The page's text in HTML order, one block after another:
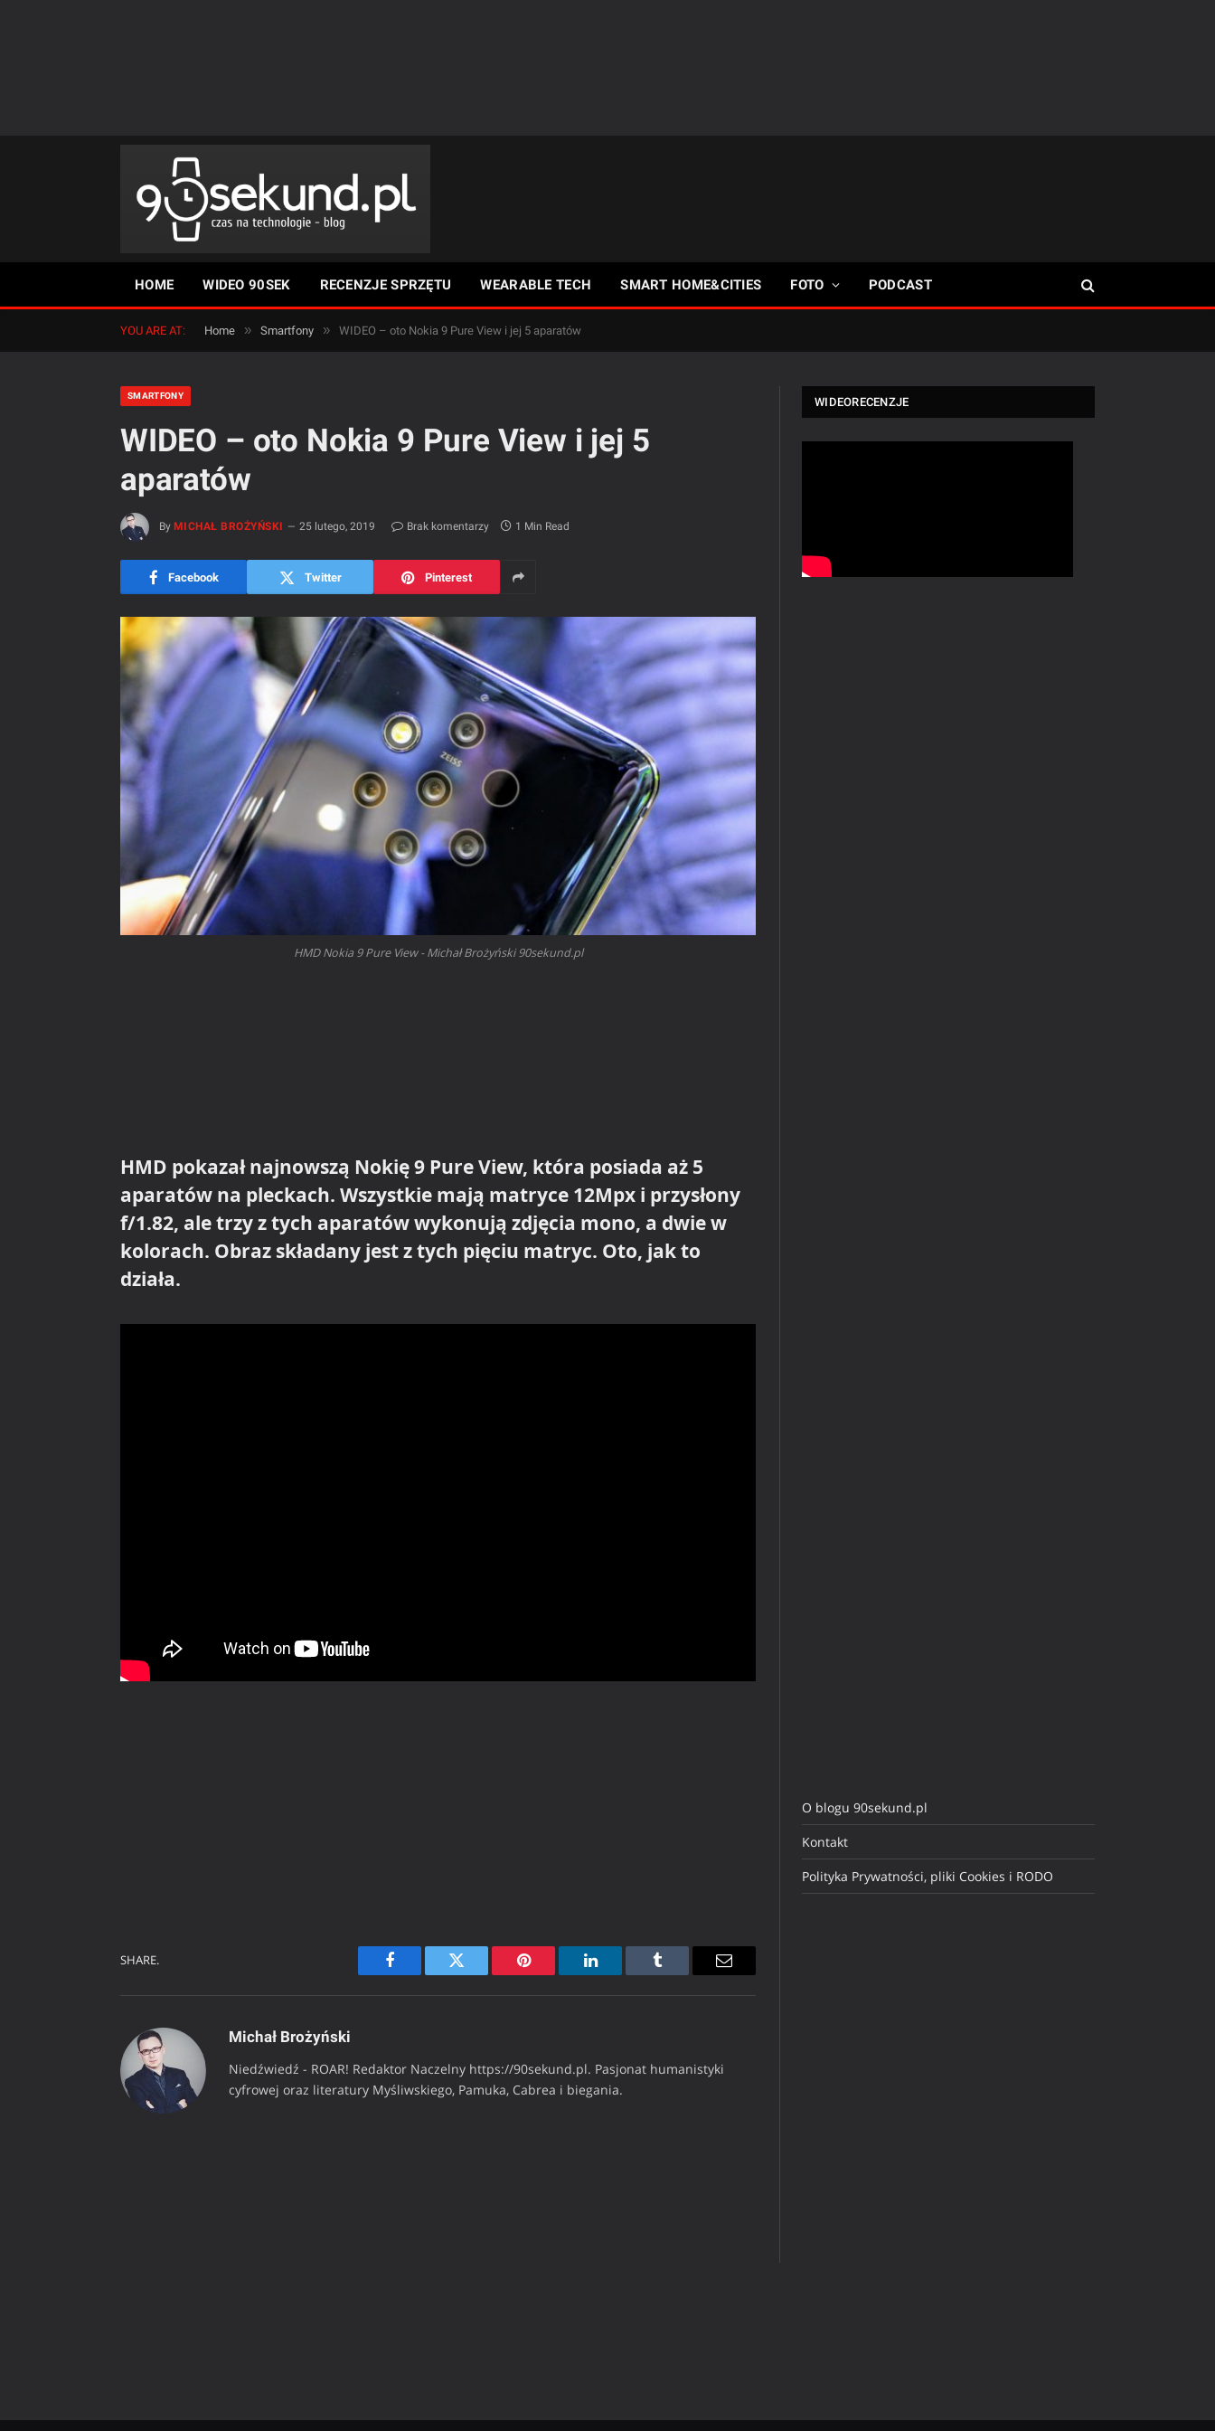
HOME WIDEO 90SEK RECENZJE SPRZĘTU WEARABLE TECH SMART HOME&CITIES FOTO PODCAST
YOU ARE AT: Home » Smartfony » WIDEO – oto Nokia 9 Pure View i jej 5 aparatów
SMARTFONY
WIDEO – oto Nokia 9 Pure View i jej 5
aparatów
By MICHAŁ BROŻYŃSKI 25 lutego, 2019 Brak komentarzy 1 Min Read
Facebook Twitter Pinterest
HMD Nokia 9 Pure View - Michał Brożyński 90sekund.pl
HMD pokazał najnowszą Nokię 9 Pure View, która posiada aż 5
aparatów na pleckach. Wszystkie mają matryce 12Mpx i przysłony
f/1.82, ale trzy z tych aparatów wykonują zdjęcia mono, a dwie w
kolorach. Obraz składany jest z tych pięciu matryc. Oto, jak to
działa.
SHARE.
Facebook Twitter Pinterest LinkedIn Tumblr Email
Michał Brożyński
Niedźwiedź - ROAR! Redaktor Naczelny https://90sekund.pl. Pasjonat humanistyki
cyfrowej oraz literatury Myśliwskiego, Pamuka, Cabrea i biegania.
WIDEORECENZJE
O blogu 90sekund.pl
Kontakt
Polityka Prywatności, pliki Cookies i RODO